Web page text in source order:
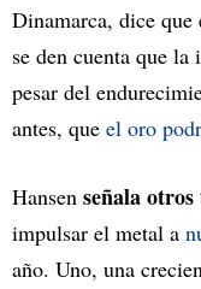
Dinamarca, dice que
se den cuenta que
pesar del
antes, que el oro
Hansen señala
impulsar el metal a
año. Uno, una